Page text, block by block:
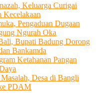
Keluarga Curigai
Kecelakaan
Pengaduan Dugaan
Ngurah Oka
Bupati Badung Dorong
Bankamda
Ketahanan Pangan
Desa di Bangli
PDAM